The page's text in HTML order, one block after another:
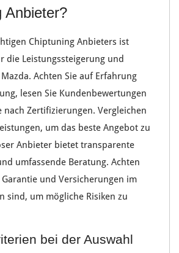
Anbieter?
Chiptuning Anbieters ist
die Leistungssteigerung und
Mazda. Achten Sie auf Erfahrung
, lesen Sie Kundenbewertungen
nach Zertifizierungen. Vergleichen
, um das beste Angebot zu
Anbieter bietet transparente
umfassende Beratung. Achten
Garantie und Versicherungen im
sind, um mögliche Risiken zu
bei der Auswahl